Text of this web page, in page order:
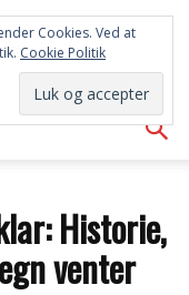
Historie,
venter
Cookies. Ved at
Cookie Politik